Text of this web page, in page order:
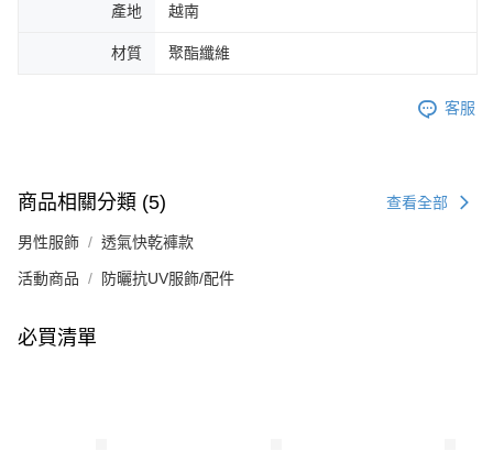
產地 越南
材質 聚酯纖維
客服
商品相關分類 (5) 查看全部
男性服飾 透氣快乾褲款
活動商品 防曬抗UV服飾/配件
必買清單